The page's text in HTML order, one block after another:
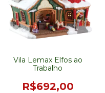
Vila Lemax Elfos ao
Trabalho
R$692,00